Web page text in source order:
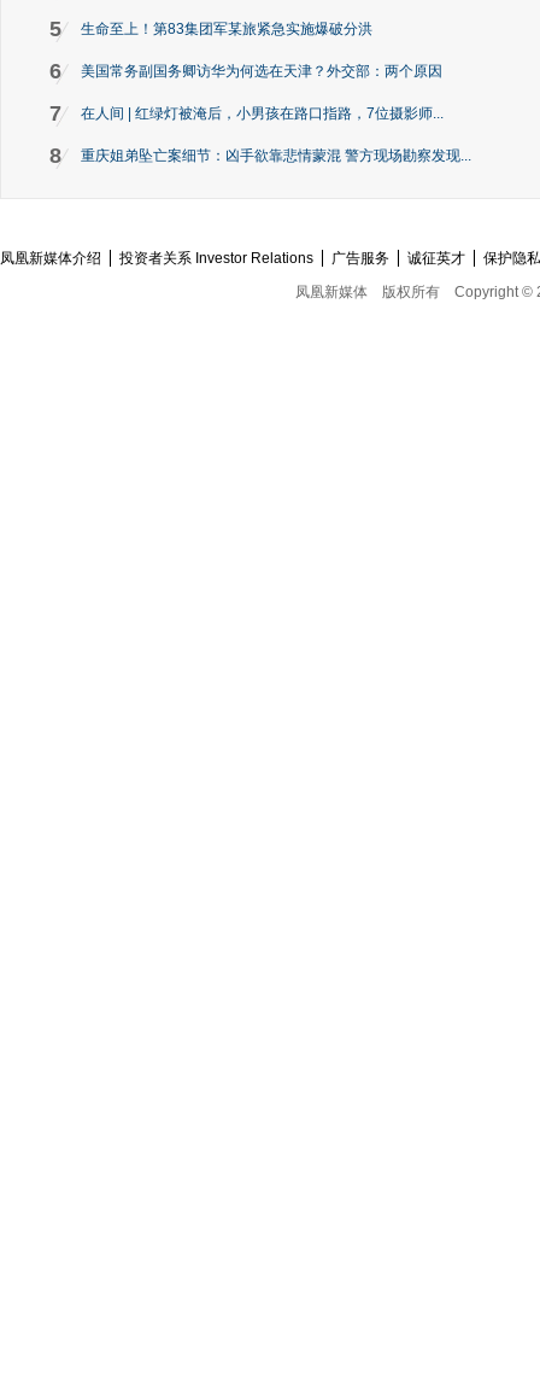
5 生命至上！第83集团军某旅紧急实施爆破分洪
6 美国常务副国务卿访华为何选在天津？外交部：两个原因
7 在人间 | 红绿灯被淹后，小男孩在路口指路，7位摄影师...
8 重庆姐弟坠亡案细节：凶手欲靠悲情蒙混 警方现场勘察发现...
凤凰新媒体介绍 投资者关系 Investor Relations 广告服务 诚征英才
保护隐
凤凰新媒体
版权所有 Copyright ©